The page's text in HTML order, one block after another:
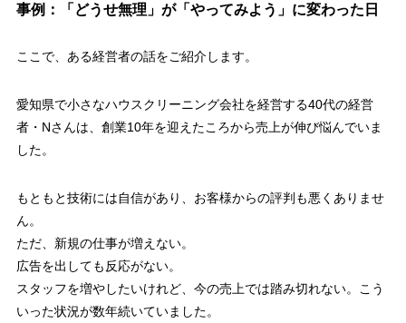
事例：「どうせ無理」が「やってみよう」に変わった日
ここで、ある経営者の話をご紹介します。
愛知県で小さなハウスクリーニング会社を経営する40代の経営
者・Nさんは、創業10年を迎えたころから売上が伸び悩んでいま
した。
もともと技術には自信があり、お客様からの評判も悪くありませ
ん。
ただ、新規の仕事が増えない。
広告を出しても反応がない。
スタッフを増やしたいけれど、今の売上では踏み切れない。こう
いった状況が数年続いていました。